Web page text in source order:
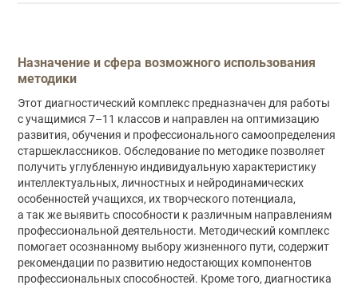
Назначение и сфера возможного использования
методики
Этот диагностический комплекс предназначен для работы
с учащимися 7–11 классов и направлен на оптимизацию
развития, обучения и профессионального самоопределения
старшеклассников. Обследование по методике позволяет
получить углубленную индивидуальную характеристику
интеллектуальных, личностных и нейродинамических
особенностей учащихся, их творческого потенциала,
а так же выявить способности к различным направлениям
профессиональной деятельности. Методический комплекс
помогает осознанному выбору жизненного пути, содержит
рекомендации по развитию недостающих компонентов
профессиональных способностей. Кроме того, диагностика